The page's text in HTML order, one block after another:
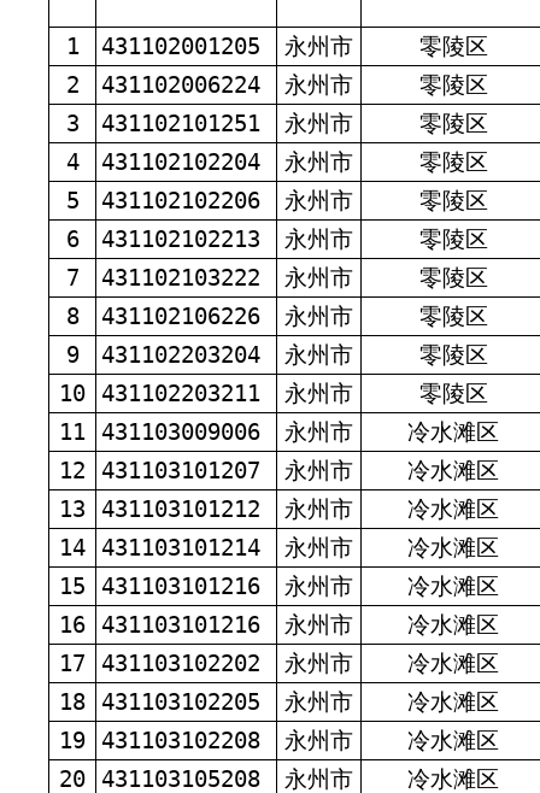
1 431102001205 永州市
零陵区
2
431102006224 永州市
零陵区
3
431102101251 永州市
零陵区
4
431102102204 永州市
零陵区
5
431102102206 永州市
零陵区
6
431102102213 永州市
零陵区
7
431102103222 永州市
零陵区
8
431102106226 永州市
零陵区
9
431102203204 永州市
零陵区
10
431102203211 永州市
零陵区
11
431103009006 永州市
冷水滩区
12
431103101207 永州市
冷水滩区
13
431103101212 永州市
冷水滩区
14
431103101214 永州市
冷水滩区
15
431103101216 永州市
冷水滩区
16
431103101216 永州市
冷水滩区
17
431103102202 永州市
冷水滩区
18
431103102205 永州市
冷水滩区
19
431103102208 永州市
冷水滩区
20
431103105208 永州市
冷水滩区